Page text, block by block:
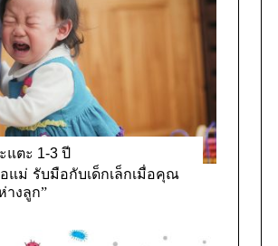
แตะ 1-3 ปี
แม่ รับมือกับเด็กเล็กเมื่อคุณ
างลูก”